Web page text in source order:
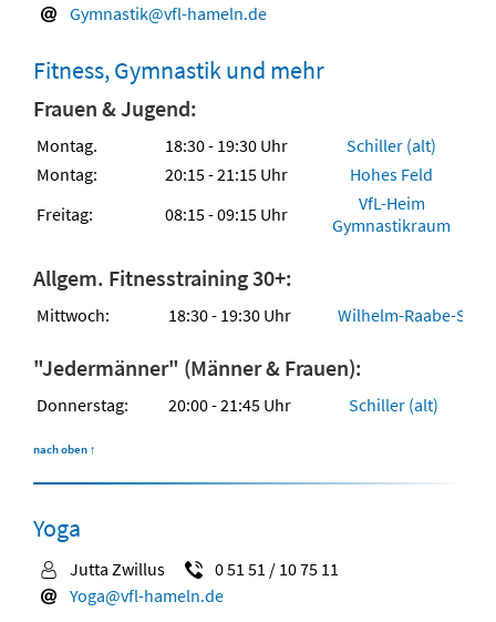
Gymnastik@vfl-hameln.de
Fitness, Gymnastik und mehr
Frauen & Jugend:
Montag. 18:30 - 19:30 Uhr
Schiller (alt)
Montag:
20:15 - 21:15 Uhr
Hohes Feld
Freitag:
08:15 - 09:15 Uhr
VfL-Heim
Gymnastikraum
Allgem. Fitnesstraining 30+:
Mittwoch: 18:30 - 19:30 Uhr Wilhelm-Raabe-
"Jedermänner" (Männer & Frauen):
Donnerstag: 20:00 - 21:45 Uhr Schiller (alt)
nach oben ↑
Yoga
Jutta Zwillus
0 51 51 / 10 75 11
Yoga@vfl-hameln.de